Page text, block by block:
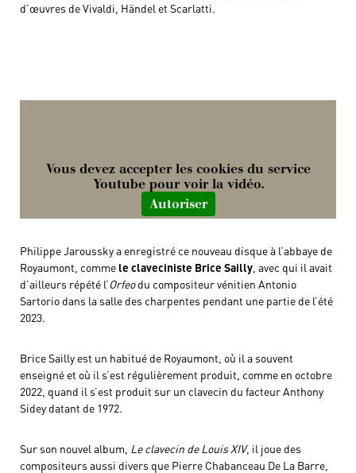
d’œuvres de Vivaldi, Händel et Scarlatti.
Vous devez accepter les cookies du service
Youtube pour voir la vidéo.
Autoriser
Philippe Jaroussky a enregistré ce nouveau disque à l’abbaye de
Royaumont, comme le claveciniste Brice Sailly , avec qui il avait
d’ailleurs répété l’Orfeodu compositeur vénitien Antonio
Sartorio dans la salle des charpentes pendant une partie de l’été
2023.
Brice Sailly est un habitué de Royaumont, où il a souvent
enseigné et où il s’est régulièrement produit, comme en octobre
2022, quand il s’est produit sur un clavecin du facteur Anthony
Sidey datant de 1972.
Sur son nouvel album, Le clavecin de Louis XIV, il joue des
compositeurs aussi divers que Pierre Chabanceau De La Barre,